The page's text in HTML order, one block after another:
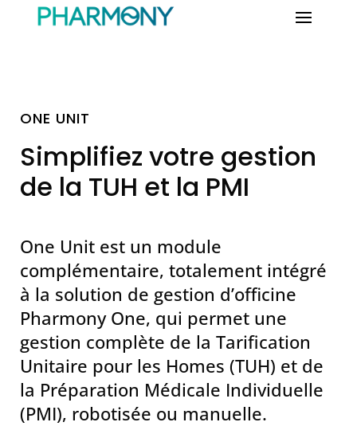
ONE UNIT
Simplifiez votre gestion
de la TUH et la PMI
One Unit est un module
complémentaire, totalement intégré
à la solution de gestion d’officine
Pharmony One, qui permet une
gestion complète de la Tarification
Unitaire pour les Homes (TUH) et de
la Préparation Médicale Individuelle
(PMI), robotisée ou manuelle.